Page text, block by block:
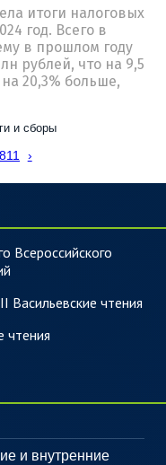
итоги налоговых
год. Всего в
в прошлом году
рублей, что на 9,5
20,3% больше,
и сборы
811 ›
Всероссийского
Васильевские чтения
чтения
и внутренние